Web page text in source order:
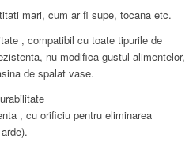
mari, cum ar fi supe, tocana etc.
, compatibil cu toate tipurile de
nu modifica gustul alimentelor,
de spalat vase.
, cu orificiu pentru eliminarea